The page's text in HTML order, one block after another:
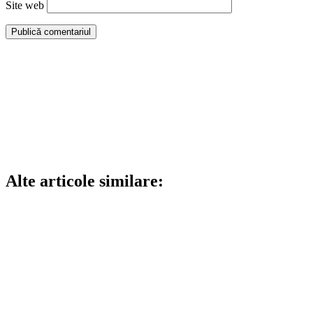
Site web
Alte articole similare: